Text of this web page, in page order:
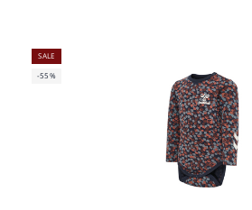
SALE
-55%